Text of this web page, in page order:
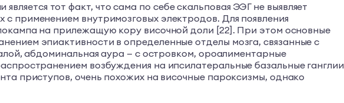
тот факт, что сама по себе скальповая ЭЭГ не выявляет
применением внутримозговых электродов. Для появления
на прилежащую кору височной доли [22]. При этом основные
эпиактивности в определенные отделы мозга, связанные с
абдоминальная аура — с островком, ороалиментарные
возбуждения на ипсилатеральные базальные ганглии
приступов, очень похожих на височные пароксизмы, однако